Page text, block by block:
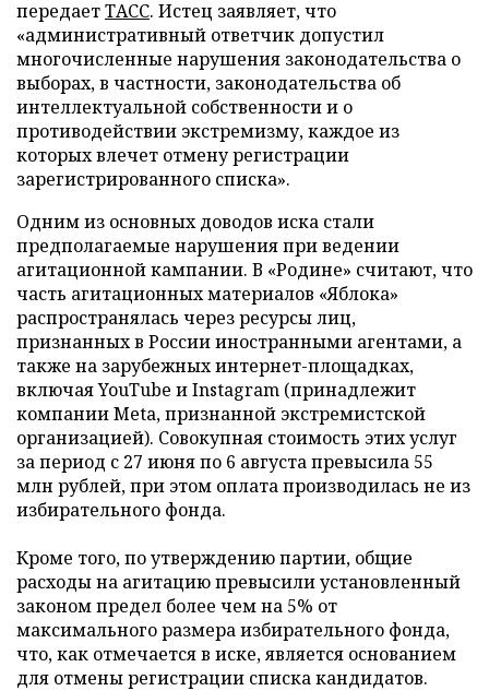
передаетТАСС. Истец заявляет, что
«административный ответчик допустил
многочисленные нарушения законодательства о
выборах, в частности, законодательства об
интеллектуальной собственности и о
противодействии экстремизму, каждое из
которых влечет отмену регистрации
зарегистрированного списка».
Одним из основных доводов иска стали
предполагаемые нарушения при ведении
агитационной кампании. В «Родине» считают, что
часть агитационных материалов «Яблока»
распространялась через ресурсы лиц,
признанных в России иностранными агентами, а
также на зарубежных интернет-площадках,
включая YouTube и Instagram (принадлежит
компании Meta, признанной экстремистской
организацией). Совокупная стоимость этих услуг
за период с 27 июня по 6 августа превысила 55
млн рублей, при этом оплата производилась не из
избирательного фонда.
Кроме того, по утверждению партии, общие
расходы на агитацию превысили установленный
законом предел более чем на 5% от
максимального размера избирательного фонда,
что, как отмечается в иске, является основанием
для отмены регистрации списка кандидатов.